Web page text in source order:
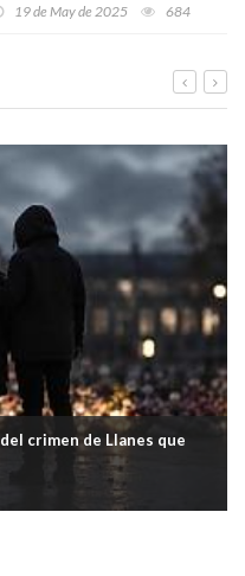
registraron víctimas
19 de May de 2025 684
crimen de Llanes que